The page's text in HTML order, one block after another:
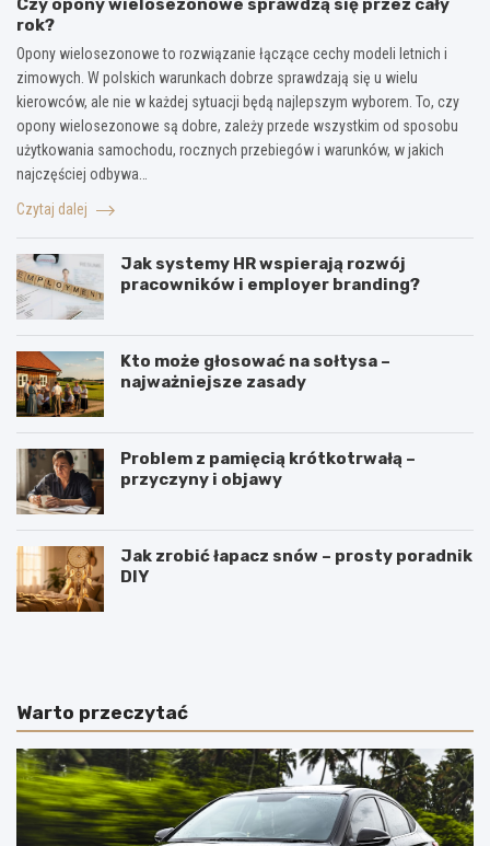
Czy opony wielosezonowe sprawdzą się przez cały
rok?
Opony wielosezonowe to rozwiązanie łączące cechy modeli letnich i
zimowych. W polskich warunkach dobrze sprawdzają się u wielu
kierowców, ale nie w każdej sytuacji będą najlepszym wyborem. To, czy
opony wielosezonowe są dobre, zależy przede wszystkim od sposobu
użytkowania samochodu, rocznych przebiegów i warunków, w jakich
najczęściej odbywa…
Czytaj dalej
Jak systemy HR wspierają rozwój
pracowników i employer branding?
Kto może głosować na sołtysa –
najważniejsze zasady
Problem z pamięcią krótkotrwałą –
przyczyny i objawy
Jak zrobić łapacz snów – prosty poradnik
DIY
J
p
o
l
s
k
i
W
y
m
e
n
n
i
Warto przeczytać